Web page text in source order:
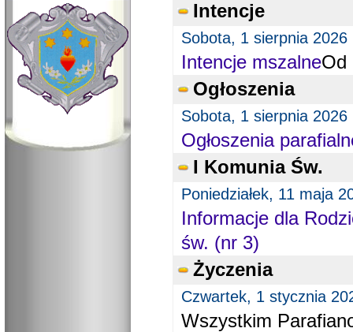
Intencje
Sobota, 1 sierpnia 2026
Intencje mszalneOd
Ogłoszenia
Sobota, 1 sierpnia 2026
Ogłoszenia
I Komunia Św.
Poniedziałek, 11 maja
Informacje dla
św. (nr 3)
Życzenia
Czwartek, 1 stycznia
Wszystkim